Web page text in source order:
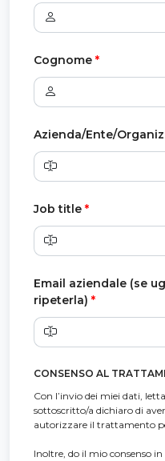
Cognome *
Azienda/Ente/
Job title *
Email aziendale (se
ripeterla) *
CONSENSO AL
Con l’invio dei miei dati,
sottoscritto/a dichiaro di
autorizzare il trattamento
Inoltre, do il mio consenso